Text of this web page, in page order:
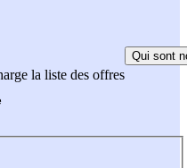
la liste des offres
Qui sont